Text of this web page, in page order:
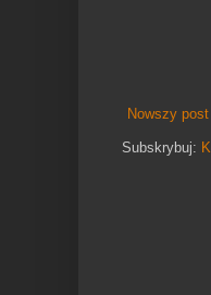
Nowszy post
Subskrybuj: